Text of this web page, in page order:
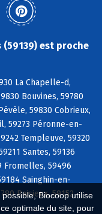
Biocoop utilise
optimale du site, pour
est proche
La Chapelle-d,
Bouvines, 59780
59830 Cobrieux,
59273 Péronne-en-
Templeuve, 59320
Santes, 59136
Fromelles, 59496
Sainghin-en-
Baisieux, 59152